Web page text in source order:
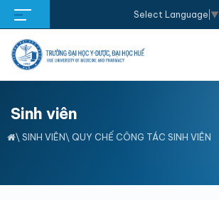
Select Language ▼
Sinh viên
\ SINH VIÊN\ QUY CHẾ CÔNG TÁC SINH VIÊN